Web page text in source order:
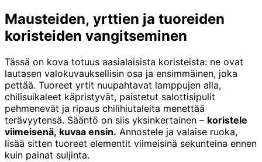
Mausteiden, yrttien ja tuoreiden
koristeiden vangitseminen
Tässä on kova totuus aasialaisista koristeista: ne ovat
lautasen valokuvauksellisin osa ja ensimmäinen, joka
pettää. Tuoreet yrtit nuupahtavat lamppujen alla,
chilisuikaleet käpristyvät, paistetut salottisipulit
pehmenevät ja ripaus chilihiutaleita menettää
terävyytensä. Sääntö on siis yksinkertainen – koristele
viimeisenä, kuvaa ensin. Annostele ja valaise ruoka,
lisää sitten tuoreet elementit viimeisinä sekunteina ennen
kuin painat suljinta.